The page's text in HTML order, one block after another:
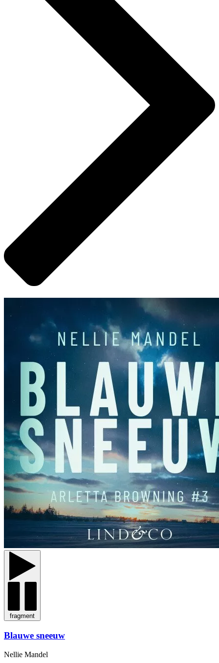
fragment
Blauwe sneeuw
Nellie Mandel